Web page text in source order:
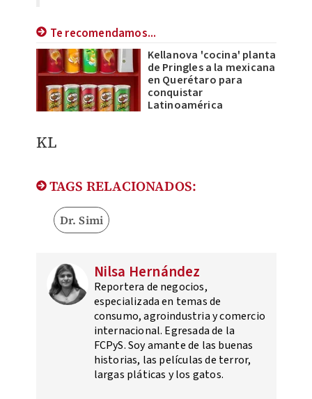
Te recomendamos...
Kellanova 'cocina' planta
de Pringles a la mexicana
en Querétaro para
conquistar
Latinoamérica
KL
TAGS RELACIONADOS:
Dr. Simi
Nilsa Hernández
Reportera de negocios,
especializada en temas de
consumo, agroindustria y comercio
internacional. Egresada de la
FCPyS. Soy amante de las buenas
historias, las películas de terror,
largas pláticas y los gatos.